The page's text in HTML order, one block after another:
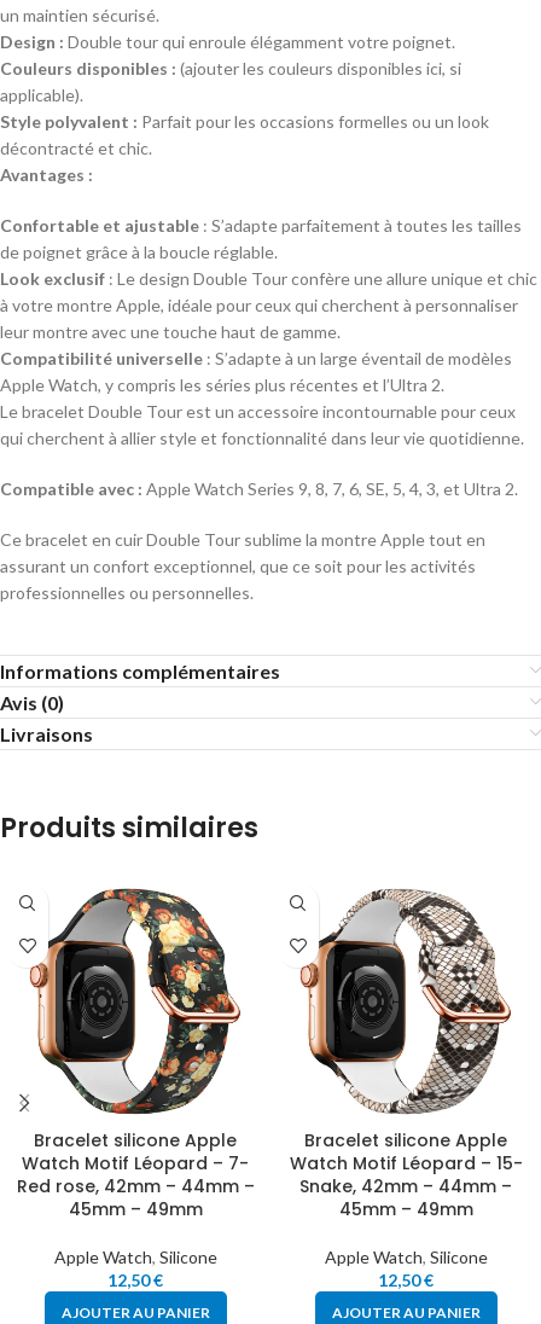
un maintien sécurisé.
Design : Double tour qui enroule élégamment votre poignet.
Couleurs disponibles : (ajouter les couleurs disponibles ici, si
applicable).
Style polyvalent : Parfait pour les occasions formelles ou un look
décontracté et chic.
Avantages :
Confortable et ajustable : S’adapte parfaitement à toutes les tailles
de poignet grâce à la boucle réglable.
Look exclusif : Le design Double Tour confère une allure unique et chic
à votre montre Apple, idéale pour ceux qui cherchent à personnaliser
leur montre avec une touche haut de gamme.
Compatibilité universelle : S’adapte à un large éventail de modèles
Apple Watch, y compris les séries plus récentes et l’Ultra 2.
Le bracelet Double Tour est un accessoire incontournable pour ceux
qui cherchent à allier style et fonctionnalité dans leur vie quotidienne.
Compatible avec : Apple Watch Series 9, 8, 7, 6, SE, 5, 4, 3, et Ultra 2.
Ce bracelet en cuir Double Tour sublime la montre Apple tout en
assurant un confort exceptionnel, que ce soit pour les activités
professionnelles ou personnelles.
Informations complémentaires
Avis (0)
Livraisons
Produits similaires
Bracelet silicone Apple
Watch Motif Léopard – 7-
Red rose, 42mm – 44mm –
45mm – 49mm
Apple Watch, Silicone
12,50€
AJOUTER AU PANIER
Bracelet silicone Apple
Watch Motif Léopard – 15-
Snake, 42mm – 44mm –
45mm – 49mm
Apple Watch, Silicone
12,50€
AJOUTER AU PANIER